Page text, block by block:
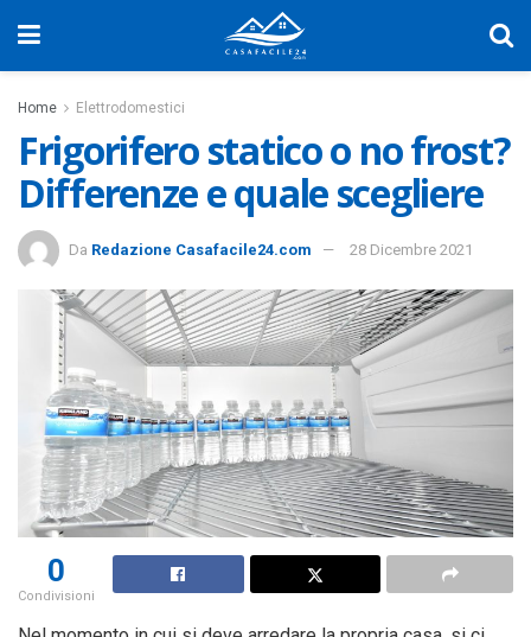
Home Elettrodomestici
Frigorifero statico o no frost?
Differenze e quale scegliere
Da Redazione Casafacile24.com 28 Dicembre 2021
0
Condivisioni